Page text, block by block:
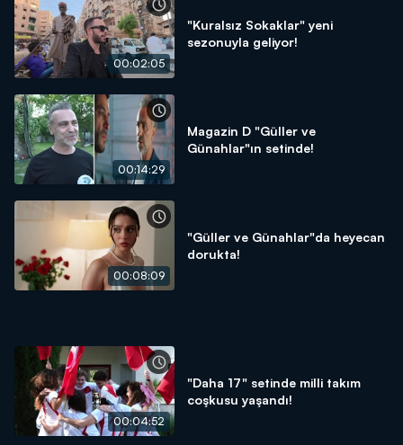
00:02:05
"Kuralsız Sokaklar" yeni
sezonuyla geliyor!
00:14:29
Magazin D "Güller ve
Günahlar"ın setinde!
00:08:09
"Güller ve Günahlar"da heyecan
dorukta!
00:04:52
"Daha 17" setinde milli takım
coşkusu yaşandı!